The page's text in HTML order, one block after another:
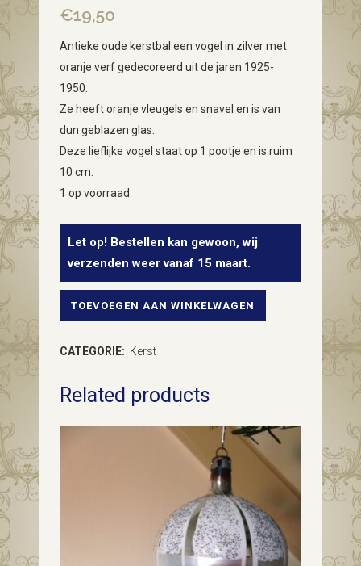
€19,50
Antieke oude kerstbal een vogel in zilver met
oranje verf gedecoreerd uit de jaren 1925-
1950.
Ze heeft oranje vleugels en snavel en is van
dun geblazen glas.
Deze lieflijke vogel staat op 1 pootje en is ruim
10 cm.
1 op voorraad
Let op! Bestellen kan gewoon, wij
verzenden weer vanaf 15 maart.
Antieke
in
zilver
TOEVOEGEN AAN WINKELWAGEN
CATEGORIE: Kerst
Related products